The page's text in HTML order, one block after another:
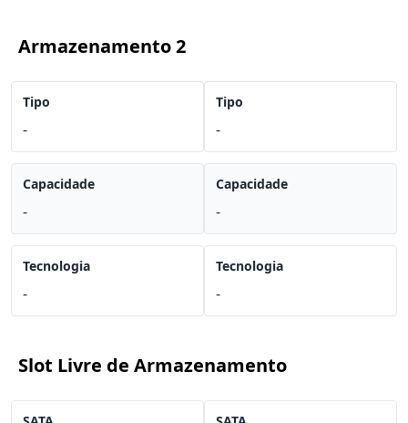
Armazenamento 2
Tipo
-
Capacidade
-
Tecnologia
-
Tipo
-
Capacidade
-
Tecnologia
-
Slot Livre de Armazenamento